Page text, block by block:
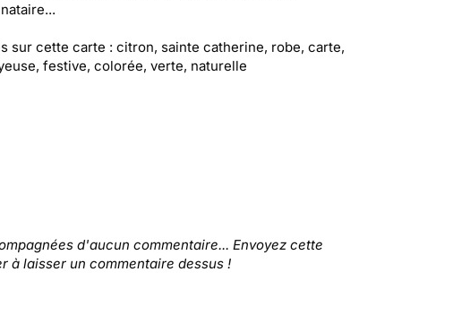
sur cette carte : citron, sainte catherine, robe, carte,
festive, colorée, verte, naturelle
d'aucun commentaire... Envoyez cette
à laisser un commentaire dessus !